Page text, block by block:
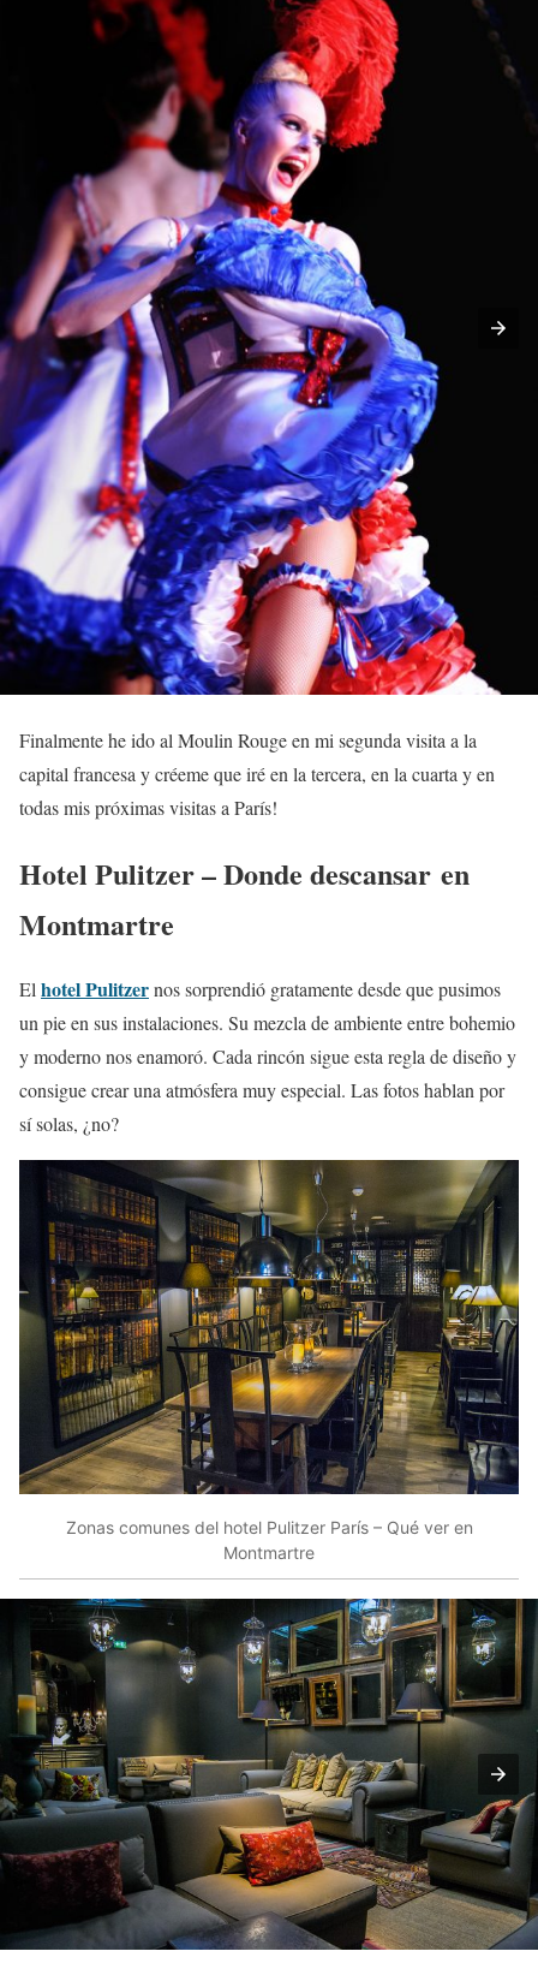
Finalmente he ido al Moulin Rouge en mi segunda visita a la
capital francesa y créeme que iré en la tercera, en la cuarta y en
todas mis próximas visitas a París!
Hotel Pulitzer – Donde descansar en
Montmartre
Elhotel Pulitzernos sorprendió gratamente desde que pusimos
un pie en sus instalaciones. Su mezcla de ambiente entre bohemio
y moderno nos enamoró. Cada rincón sigue esta regla de diseño y
consigue crear una atmósfera muy especial. Las fotos hablan por
sí solas, ¿no?
Zonas comunes del hotel Pulitzer París – Qué ver en
Montmartre